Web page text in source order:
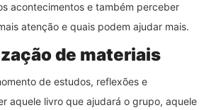
acontecimentos e também perceber
atenção e quais podem ajudar mais.
de materiais
de estudos, reflexões e
aquele livro que ajudará o grupo, aquele